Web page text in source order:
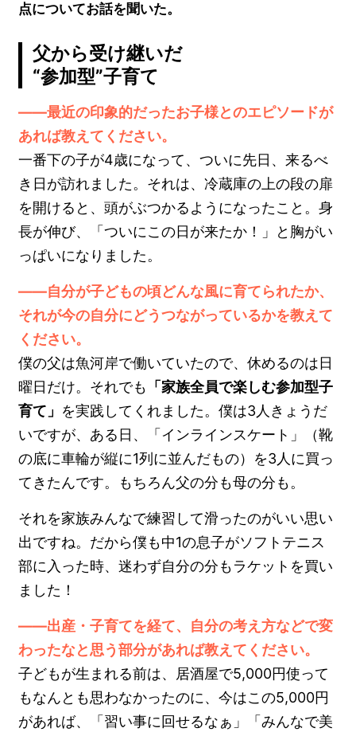
点についてお話を聞いた。
父から受け継いだ
“参加型”子育て
――最近の印象的だったお子様とのエピソードが
あれば教えてください。
一番下の子が4歳になって、ついに先日、来るべ
き日が訪れました。それは、冷蔵庫の上の段の扉
を開けると、頭がぶつかるようになったこと。身
長が伸び、「ついにこの日が来たか！」と胸がい
っぱいになりました。
――自分が子どもの頃どんな風に育てられたか、
それが今の自分にどうつながっているかを教えて
ください。
僕の父は魚河岸で働いていたので、休めるのは日
曜日だけ。それでも 「家族全員で楽しむ参加型子
育て」 を実践してくれました。僕は3人きょうだ
いですが、ある日、「インラインスケート」（靴
の底に車輪が縦に1列に並んだもの）を3人に買っ
てきたんです。もちろん父の分も母の分も。
それを家族みんなで練習して滑ったのがいい思い
出ですね。だから僕も中1の息子がソフトテニス
部に入った時、迷わず自分の分もラケットを買い
ました！
――出産・子育てを経て、自分の考え方などで変
わったなと思う部分があれば教えてください。
子どもが生まれる前は、居酒屋で5,000円使って
もなんとも思わなかったのに、今はこの5,000円
があれば、「習い事に回せるなぁ」「みんなで美